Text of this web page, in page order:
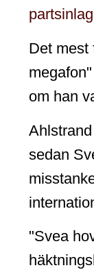
Det mest
om han
sedan
"Svea